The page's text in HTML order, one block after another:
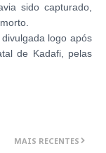
sido capturado,
logo após
de Kadafi, pelas
MAIS RECENTES